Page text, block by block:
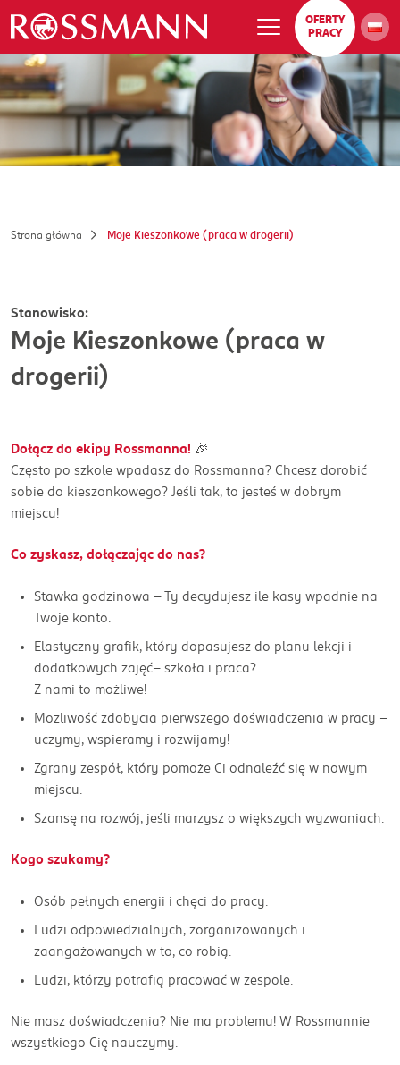
OFERTY
PRACY
Strona główna Moje Kieszonkowe (praca w drogerii)
Stanowisko:
Moje Kieszonkowe (praca w
drogerii)
Dołącz do ekipy Rossmanna! 🎉
Często po szkole wpadasz do Rossmanna? Chcesz dorobić
sobie do kieszonkowego? Jeśli tak, to jesteś w dobrym
miejscu!
Co zyskasz, dołączając do nas?
Stawka godzinowa - Ty decydujesz ile kasy wpadnie na
Twoje konto.
Elastyczny grafik, który dopasujesz do planu lekcji i
dodatkowych zajęć– szkoła i praca?
Z nami to możliwe!
Możliwość zdobycia pierwszego doświadczenia w pracy –
uczymy, wspieramy i rozwijamy!
Zgrany zespół, który pomoże Ci odnaleźć się w nowym
miejscu.
Szansę na rozwój, jeśli marzysz o większych wyzwaniach.
Kogo szukamy?
Osób pełnych energii i chęci do pracy.
Ludzi odpowiedzialnych, zorganizowanych i
zaangażowanych w to, co robią.
Ludzi, którzy potrafią pracować w zespole.
Nie masz doświadczenia? Nie ma problemu! W Rossmannie
wszystkiego Cię nauczymy.